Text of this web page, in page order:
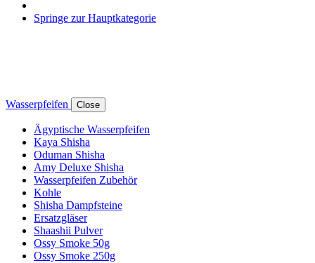
Springe zur Hauptkategorie
Wasserpfeifen Close
Ägyptische Wasserpfeifen
Kaya Shisha
Oduman Shisha
Amy Deluxe Shisha
Wasserpfeifen Zubehör
Kohle
Shisha Dampfsteine
Ersatzgläser
Shaashii Pulver
Ossy Smoke 50g
Ossy Smoke 250g